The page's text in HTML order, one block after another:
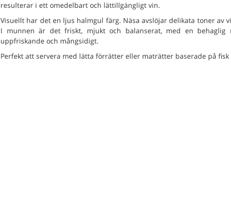
resulterar i ett omedelbart och lättillgängligt vin.
Visuellt har det en ljus halmgul färg. Näsa avslöjar delikata toner av
I munnen är det friskt, mjukt och balanserat, med en behaglig
uppfriskande och mångsidigt.
Perfekt att servera med lätta förrätter eller maträtter baserade på fisk